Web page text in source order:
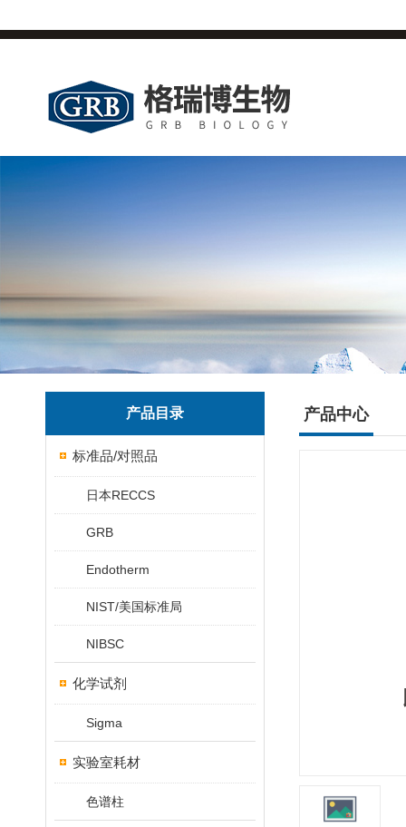
产品目录
标准品/对照品
日本RECCS
GRB
Endotherm
NIST/美国标准局
NIBSC
化学试剂
Sigma
实验室耗材
色谱柱
产品中心